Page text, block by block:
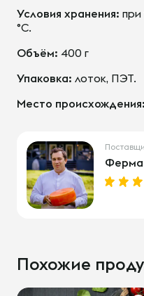
Условия хранения:
°С.
Объём: 400 г
Упаковка: лоток, ПЭТ.
Место происхождения:
Ферма
Похожие